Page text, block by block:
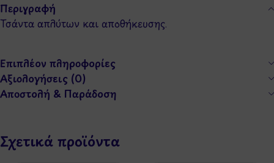
Περιγραφή
Τσάντα απλύτων και αποθήκευσης.
Επιπλέον πληροφορίες
Αξιολογήσεις (0)
Αποστολή & Παράδοση
Σχετικά προϊόντα